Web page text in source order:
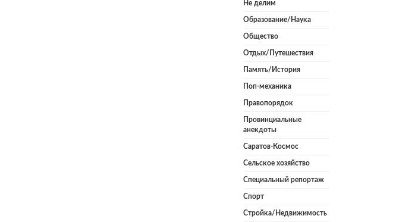
Не делим
Образование/Наука
Общество
Отдых/Путешествия
Память/История
Поп-механика
Правопорядок
Провинциальные
анекдоты
Саратов-Космос
Сельское хозяйство
Специальный репортаж
Спорт
Стройка/Недвижимость